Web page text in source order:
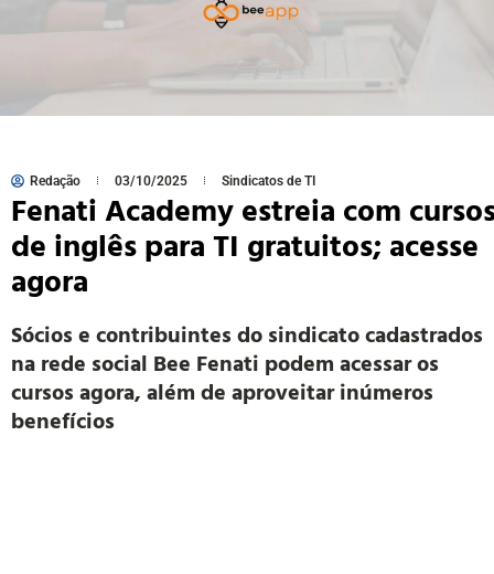
Redação 03/10/2025 Sindicatos de TI
Fenati Academy estreia com
de inglês para TI gratuitos; acesse
agora
Sócios e contribuintes do sindicato cadastrados
na rede social Bee Fenati podem acessar os
cursos agora, além de aproveitar inúmeros
benefícios